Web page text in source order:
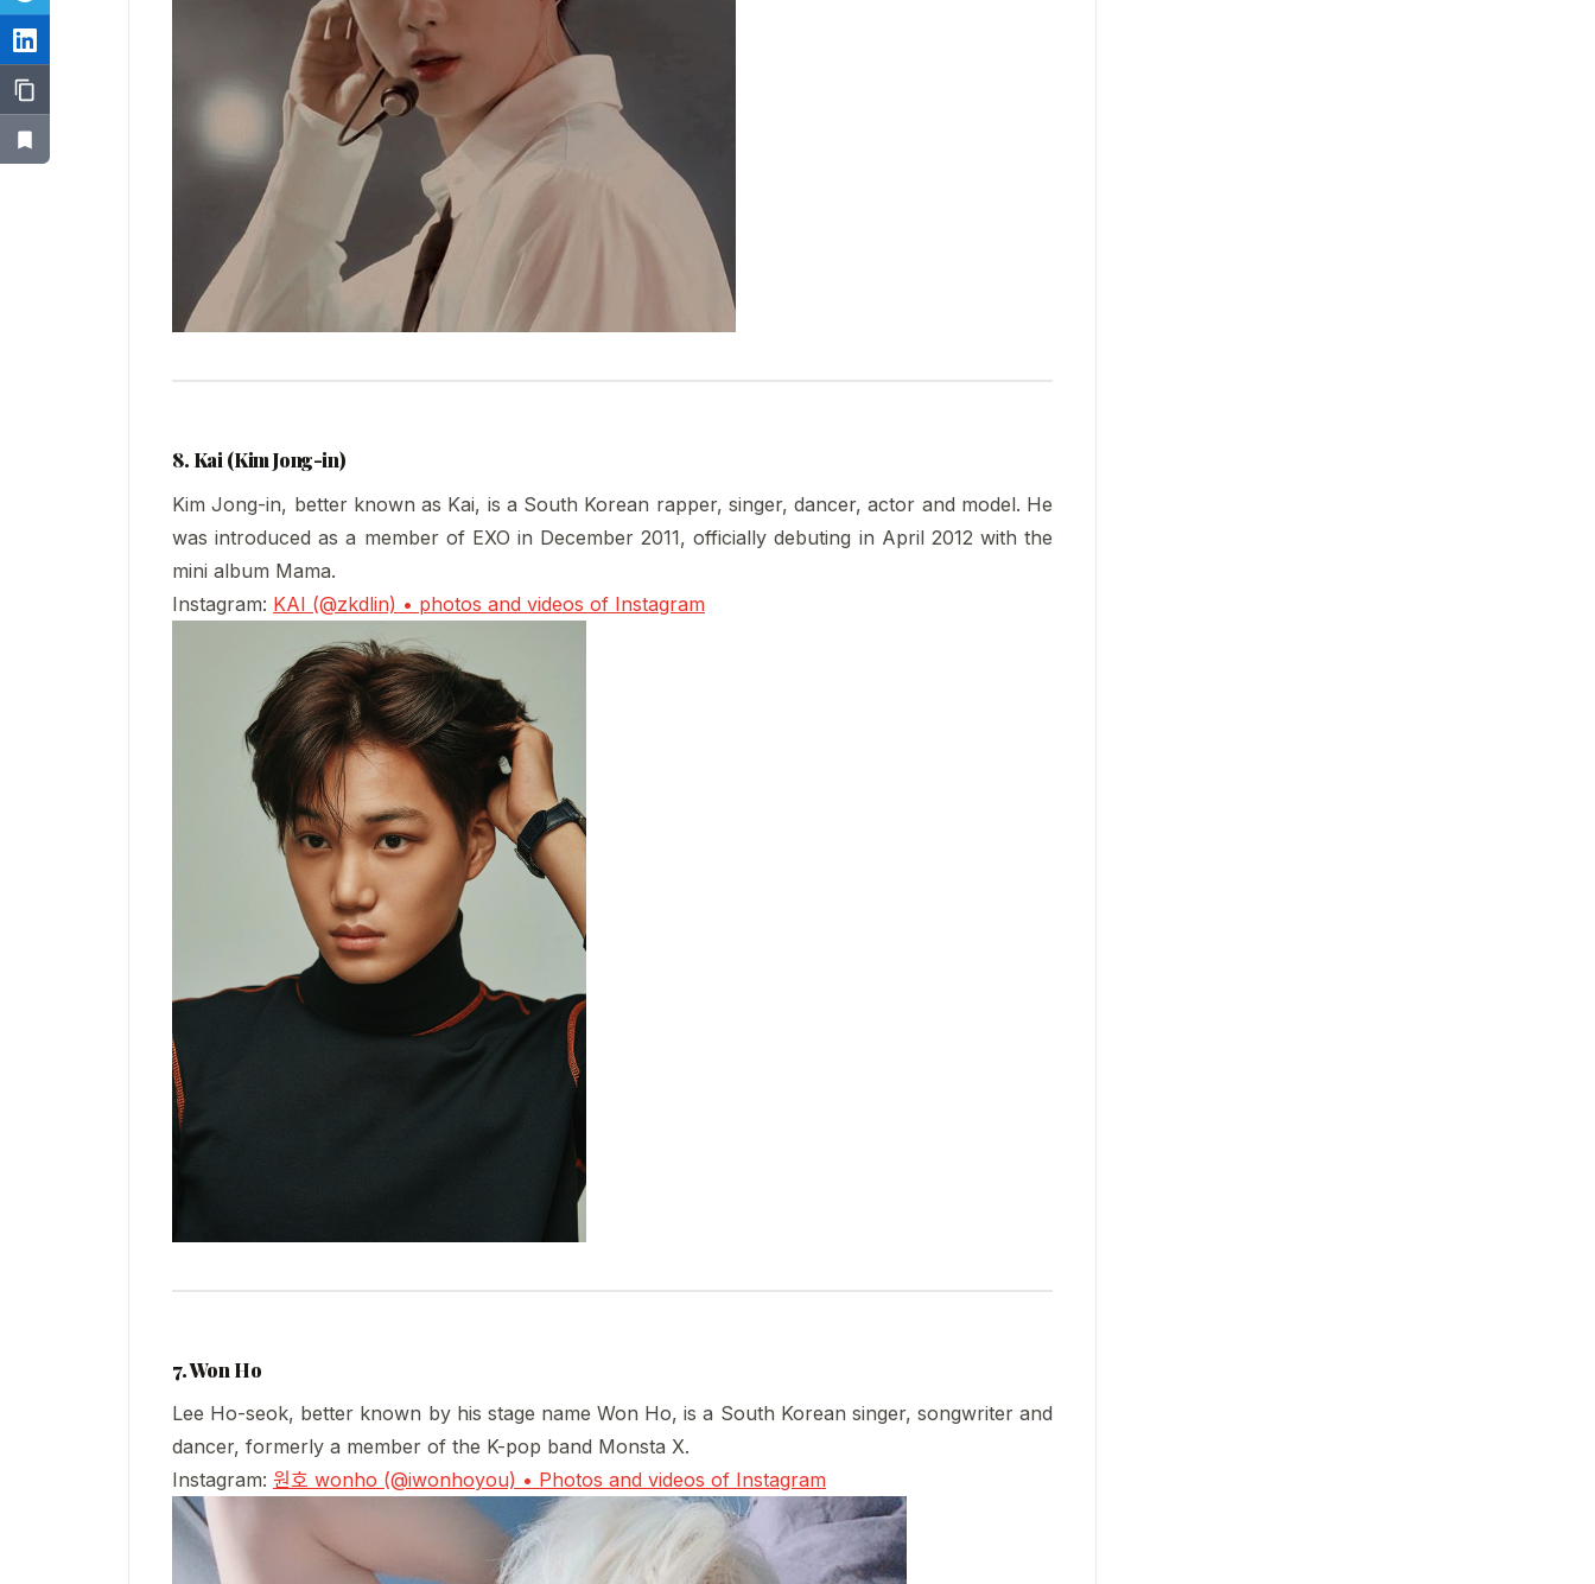
8. Kai (Kim Jong-in)
Kim Jong-in, better known as Kai, is a South Korean rapper, singer, dancer, actor and model. He
was introduced as a member of EXO in December 2011, officially debuting in April 2012 with the
mini album Mama.
Instagram: KAI (@zkdlin) • photos and videos of Instagram
7. Won Ho
Lee Ho-seok, better known by his stage name Won Ho, is a South Korean singer, songwriter and
dancer, formerly a member of the K-pop band Monsta X.
Instagram: 원호 wonho (@iwonhoyou) • Photos and videos of Instagram